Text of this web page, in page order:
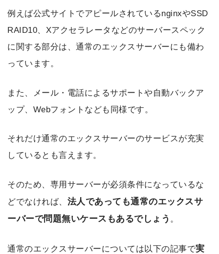
例えば公式サイトでアピールされているnginxやSSD
RAID10、Xアクセラレータなどのサーバースペック
に関する部分は、通常のエックスサーバーにも備わ
っています。
また、メール・電話によるサポートや自動バックア
ップ、Webフォントなども同様です。
それだけ通常のエックスサーバーのサービスが充実
しているとも言えます。
そのため、専用サーバーが必須条件になっているな
どでなければ、 法人であっても通常のエックスサ
ーバーで問題無いケースもあるでしょう 。
通常のエックスサーバーについては以下の記事で実